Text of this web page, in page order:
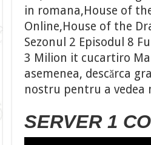
in romana,House of
Online,House of the
Sezonul 2 Episodul 8
3 Milion it cucartiro
asemenea, descărca
nostru pentru a vedea
SERVER 1